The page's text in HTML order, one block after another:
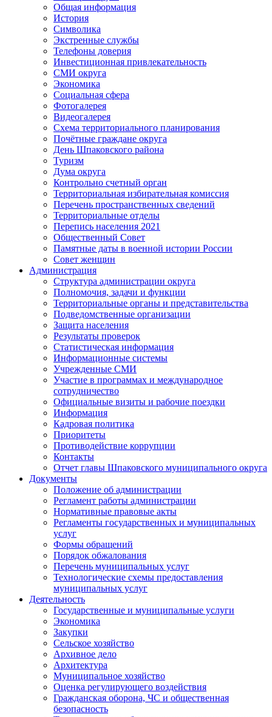
Общая информация
История
Символика
Экстренные службы
Телефоны доверия
Инвестиционная привлекательность
СМИ округа
Экономика
Социальная сфера
Фотогалерея
Видеогалерея
Схема территориального планирования
Почётные граждане округа
День Шпаковского района
Туризм
Дума округа
Контрольно счетный орган
Территориальная избирательная комиссия
Перечень пространственных сведений
Территориальные отделы
Перепись населения 2021
Общественный Совет
Памятные даты в военной истории России
Совет женщин
Администрация
Структура администрации округа
Полномочия, задачи и функции
Территориальные органы и представительства
Подведомственные организации
Защита населения
Результаты проверок
Статистическая информация
Информационные системы
Учрежденные СМИ
Участие в программах и международное
сотрудничество
Официальные визиты и рабочие поездки
Информация
Кадровая политика
Приоритеты
Противодействие коррупции
Контакты
Отчет главы Шпаковского муниципального округа
Документы
Положение об администрации
Регламент работы администрации
Нормативные правовые акты
Регламенты государственных и муниципальных
услуг
Формы обращений
Порядок обжалования
Перечень муниципальных услуг
Технологические схемы предоставления
муниципальных услуг
Деятельность
Государственные и муниципальные услуги
Экономика
Закупки
Сельское хозяйство
Архивное дело
Архитектура
Муниципальное хозяйство
Оценка регулирующего воздействия
Гражданская оборона, ЧС и общественная
безопасность